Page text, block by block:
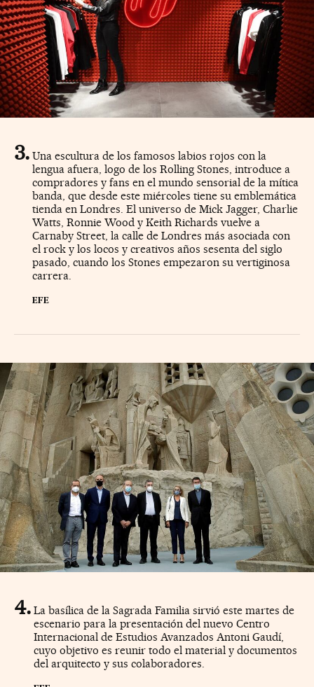
Una escultura de los famosos labios rojos con la
lengua afuera, logo de los Rolling Stones, introduce a
compradores y fans en el mundo sensorial de la mítica
banda, que desde este miércoles tiene su emblemática
tienda en Londres. El universo de Mick Jagger, Charlie
Watts, Ronnie Wood y Keith Richards vuelve a
Carnaby Street, la calle de Londres más asociada con
el rock y los locos y creativos años sesenta del siglo
pasado, cuando los Stones empezaron su vertiginosa
carrera.
EFE
La basílica de la Sagrada Familia sirvió este martes de
escenario para la presentación del nuevo Centro
Internacional de Estudios Avanzados Antoni Gaudí,
cuyo objetivo es reunir todo el material y documentos
del arquitecto y sus colaboradores.